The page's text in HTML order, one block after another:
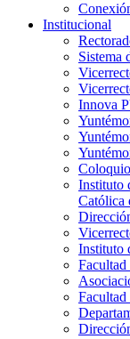
Institucional
Sistema
Innova
Instituto
Católica
Instituto
Facultad
Facultad